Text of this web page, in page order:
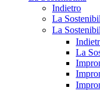
Indietro
La
La
La